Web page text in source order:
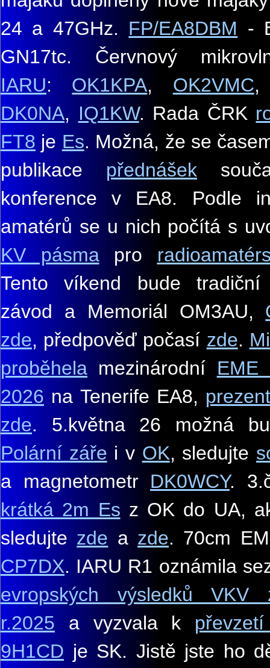
24 a 47GHz. FP/EA8DBM -
GN17tc. Červnový
IARU: OK1KPA, OK2VMC
DK0NA, IQ1KW. Rada ČRK
FT8 je Es. Možná, že se
publikace přednášek
konference v EA8. Podle
amatérů se u nich počítá s
KV pásmapro
Tento víkend bude tradiční
závod a Memoriál OM3AU,
zde, předpověď počasí zde.
proběhela mezinárodní EME
2026 na Tenerife EA8,
zde. 5.května 26 možná
Polární záře i v OK, sledujte
a magnetometr DK0WCY.
krátká 2m Es z OK do UA,
sledujte zde a zde. 70cm
CP7DX. IARU R1 oznámila
evropských výsledků VKV
r.2025 a vyzvala k
9H1CD je SK. Jistě jste ho